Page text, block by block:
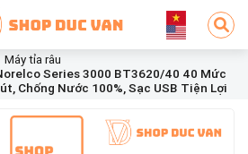
Máy tỉa râu
Series 3000 BT3620/40 40 Mức
Chống Nước 100%, Sạc USB Tiện Lợi